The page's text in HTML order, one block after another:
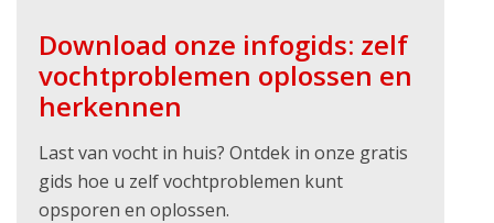
Download onze infogids: zelf
vochtproblemen oplossen en
herkennen
Last van vocht in huis? Ontdek in onze gratis
gids hoe u zelf vochtproblemen kunt
opsporen en oplossen.